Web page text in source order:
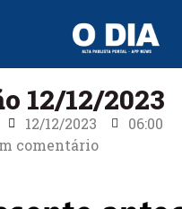
12/12/2023
12/12/2023
06:00
comentário